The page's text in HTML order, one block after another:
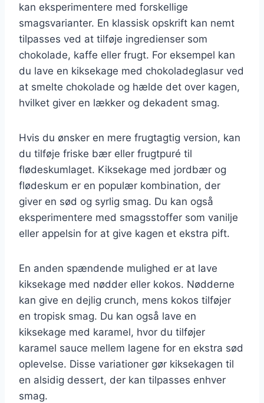
kan eksperimentere med forskellige
smagsvarianter. En klassisk opskrift kan nemt
tilpasses ved at tilføje ingredienser som
chokolade, kaffe eller frugt. For eksempel kan
du lave en kiksekage med chokoladeglasur ved
at smelte chokolade og hælde det over kagen,
hvilket giver en lækker og dekadent smag.
Hvis du ønsker en mere frugtagtig version, kan
du tilføje friske bær eller frugtpuré til
flødeskumlaget. Kiksekage med jordbær og
flødeskum er en populær kombination, der
giver en sød og syrlig smag. Du kan også
eksperimentere med smagsstoffer som vanilje
eller appelsin for at give kagen et ekstra pift.
En anden spændende mulighed er at lave
kiksekage med nødder eller kokos. Nødderne
kan give en dejlig crunch, mens kokos tilføjer
en tropisk smag. Du kan også lave en
kiksekage med karamel, hvor du tilføjer
karamel sauce mellem lagene for en ekstra sød
oplevelse. Disse variationer gør kiksekagen til
en alsidig dessert, der kan tilpasses enhver
smag.